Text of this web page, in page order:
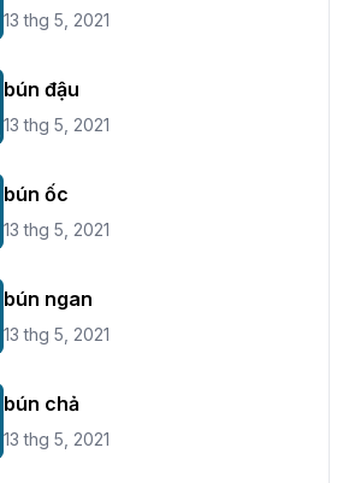
13 thg 5, 2021
bún đậu
13 thg 5, 2021
bún ốc
13 thg 5, 2021
bún ngan
13 thg 5, 2021
bún chả
13 thg 5, 2021